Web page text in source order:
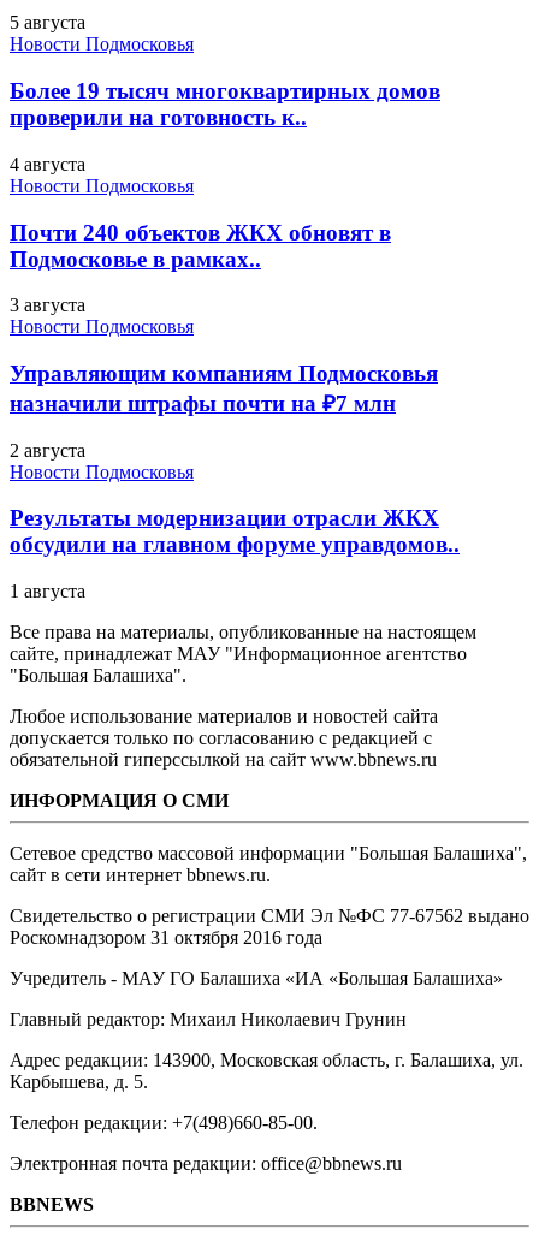
5 августа
Новости Подмосковья
Более 19 тысяч многоквартирных домов
проверили на готовность к..
4 августа
Новости Подмосковья
Почти 240 объектов ЖКХ обновят в
Подмосковье в рамках..
3 августа
Новости Подмосковья
Управляющим компаниям Подмосковья
назначили штрафы почти на ₽7 млн
2 августа
Новости Подмосковья
Результаты модернизации отрасли ЖКХ
обсудили на главном форуме управдомов..
1 августа
Все права на материалы, опубликованные на настоящем
сайте, принадлежат МАУ "Информационное агентство
"Большая Балашиха".
Любое использование материалов и новостей сайта
допускается только по согласованию с редакцией с
обязательной гиперссылкой на сайт www.bbnews.ru
ИНФОРМАЦИЯ О СМИ
Сетевое средство массовой информации "Большая Балашиха",
сайт в сети интернет bbnews.ru.
Свидетельство о регистрации СМИ Эл №ФС ‎77-67562 выдано
Роскомнадзором 31 октября 2016 года
Учредитель - МАУ ГО Балашиха «ИА «Большая Балашиха»
Главный редактор: Михаил Николаевич Грунин
Адрес редакции: 143900, Московская область, г. Балашиха, ул.
Карбышева, д. 5.
Телефон редакции: +7(498)660-85-00.
Электронная почта редакции: office@bbnews.ru
BBNEWS